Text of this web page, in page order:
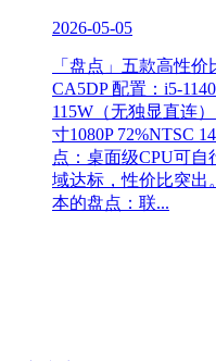
2026-05-05
「盘点」五款高性
CA5DP 配置：i5-
115W（无独显直连
寸1080P 72%NTSC
点：桌面级CPU可自
域达标，性价比突出
本的盘点：联...